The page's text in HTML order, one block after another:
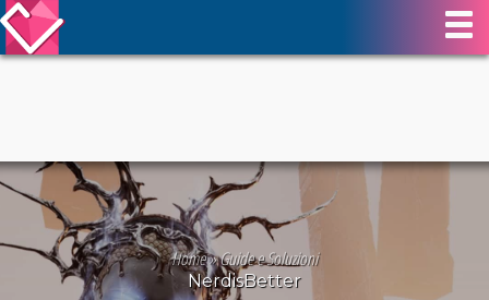
Home»Guide e Soluzioni
NerdisBetter